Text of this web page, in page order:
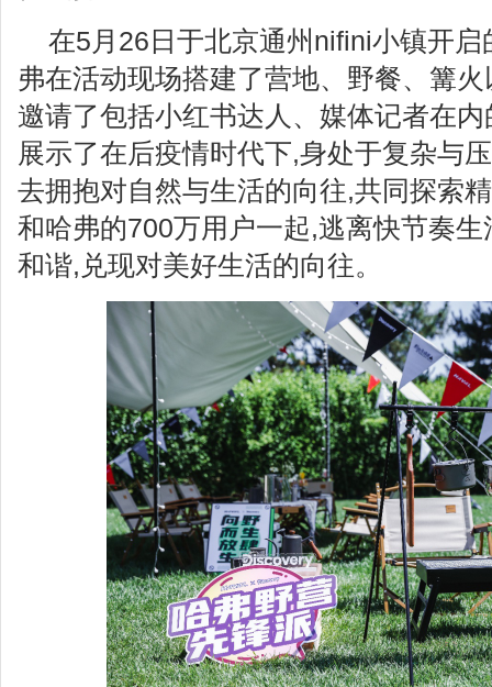
在5月26日于北京通州nifini小镇开
弗在活动现场搭建了营地、野餐、篝
邀请了包括小红书达人、媒体记者在
展示了在后疫情时代下,身处于复杂与
去拥抱对自然与生活的向往,共同探索
和哈弗的700万用户一起,逃离快节奏
和谐,兑现对美好生活的向往。